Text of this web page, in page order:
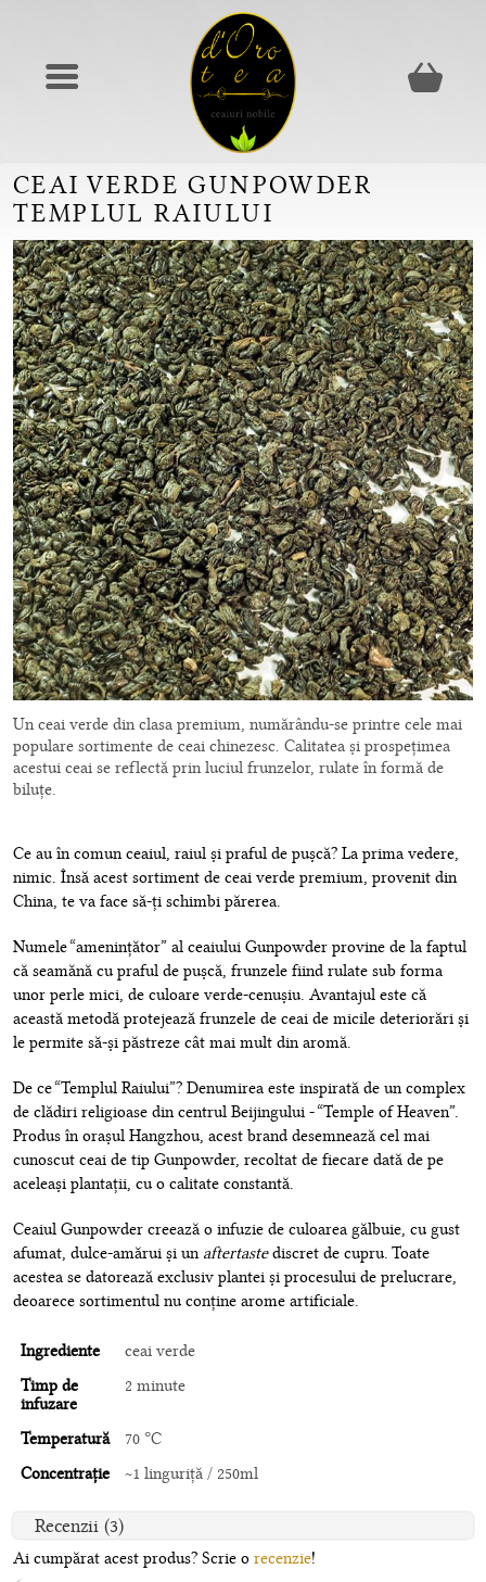
CEAI VERDE GUNPOWDER
TEMPLUL RAIULUI
Un ceai verde din clasa premium, numărându-se printre cele mai
populare sortimente de ceai chinezesc. Calitatea și prospețimea
acestui ceai se reflectă prin luciul frunzelor, rulate în formă de
biluțe.
Ce au în comun ceaiul, raiul și praful de pușcă? La prima vedere,
nimic. Însă acest sortiment de ceai verde premium, provenit din
China, te va face să-ți schimbi părerea.
Numele “amenințător” al ceaiului Gunpowder provine de la faptul
că seamănă cu praful de pușcă, frunzele fiind rulate sub forma
unor perle mici, de culoare verde-cenuşiu. Avantajul este că
această metodă protejează frunzele de ceai de micile deteriorări și
le permite să-și păstreze cât mai mult din aromă.
De ce “Templul Raiului”? Denumirea este inspirată de un complex
de clădiri religioase din centrul Beijingului - “Temple of Heaven”.
Produs în orașul Hangzhou, acest brand desemnează cel mai
cunoscut ceai de tip Gunpowder, recoltat de fiecare dată de pe
aceleași plantații, cu o calitate constantă.
Ceaiul Gunpowder creează o infuzie de culoarea gălbuie, cu gust
afumat, dulce-amărui și un aftertastediscret de cupru. Toate
acestea se datorează exclusiv plantei și procesului de prelucrare,
deoarece sortimentul nu conține arome artificiale.
Ingrediente
ceai verde
Timp de
infuzare
2 minute
Temperatură
70 °C
Concentrație
~1 linguriță / 250ml
Recenzii (3)
Ai cumpărat acest produs? Scrie o recenzie!